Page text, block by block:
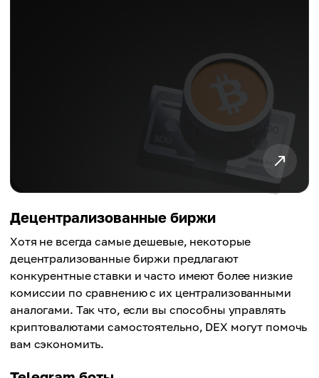
Децентрализованные биржи
Хотя не всегда самые дешевые, некоторые
децентрализованные биржи предлагают
конкурентные ставки и часто имеют более низкие
комиссии по сравнению с их централизованными
аналогами. Так что, если вы способны управлять
криптовалютами самостоятельно, DEX могут помочь
вам сэкономить.